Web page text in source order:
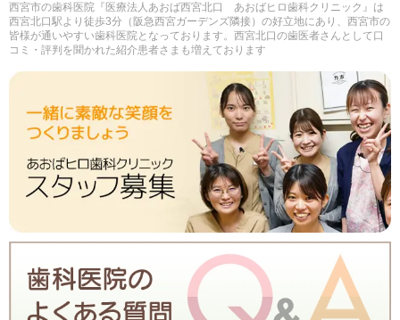
西宮市の歯科医院『医療法人あおば西宮北口 あおばヒロ歯科クリニック』は
西宮北口駅より徒歩3分（阪急西宮ガーデンズ隣接）の好立地にあり、西宮市の
皆様が通いやすい歯科医院となっております。西宮北口の歯医者さんとして口
コミ・評判を聞かれた紹介患者さまも増えております